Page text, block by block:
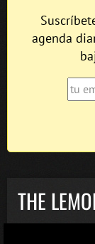
agenda
THE